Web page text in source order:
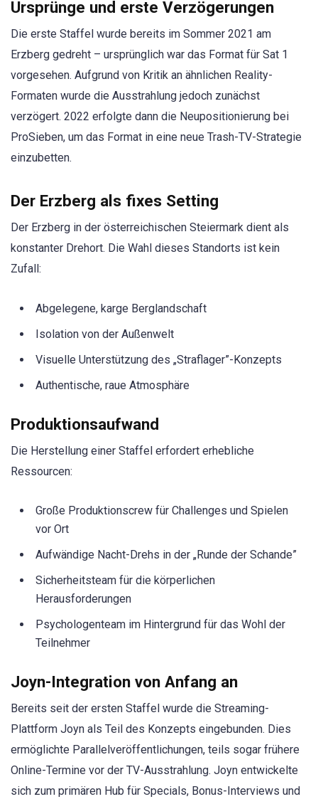
Ursprünge und erste Verzögerungen
Die erste Staffel wurde bereits im Sommer 2021 am
Erzberg gedreht – ursprünglich war das Format für Sat 1
vorgesehen. Aufgrund von Kritik an ähnlichen Reality-
Formaten wurde die Ausstrahlung jedoch zunächst
verzögert. 2022 erfolgte dann die Neupositionierung bei
ProSieben, um das Format in eine neue Trash-TV-Strategie
einzubetten.
Der Erzberg als fixes Setting
Der Erzberg in der österreichischen Steiermark dient als
konstanter Drehort. Die Wahl dieses Standorts ist kein
Zufall:
Abgelegene, karge Berglandschaft
Isolation von der Außenwelt
Visuelle Unterstützung des „Straflager”-Konzepts
Authentische, raue Atmosphäre
Produktionsaufwand
Die Herstellung einer Staffel erfordert erhebliche
Ressourcen:
Große Produktionscrew für Challenges und Spielen
vor Ort
Aufwändige Nacht-Drehs in der „Runde der Schande”
Sicherheitsteam für die körperlichen
Herausforderungen
Psychologenteam im Hintergrund für das Wohl der
Teilnehmer
Joyn-Integration von Anfang an
Bereits seit der ersten Staffel wurde die Streaming-
Plattform Joyn als Teil des Konzepts eingebunden. Dies
ermöglichte Parallelveröffentlichungen, teils sogar frühere
Online-Termine vor der TV-Ausstrahlung. Joyn entwickelte
sich zum primären Hub für Specials, Bonus-Interviews und